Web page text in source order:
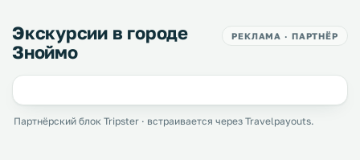
Экскурсии в городе
Зноймо
РЕКЛАМА · ПАРТНЁР
Партнёрский блок Tripster · встраивается через Travelpayouts.